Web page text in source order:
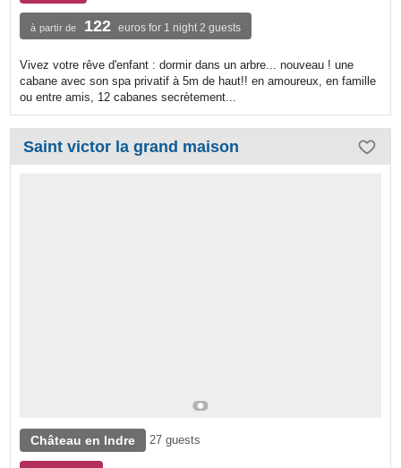
à partir de 122 euros for 1 night 2 guests
Vivez votre rêve d'enfant : dormir dans un arbre... nouveau ! une
cabane avec son spa privatif à 5m de haut!! en amoureux, en famille
ou entre amis, 12 cabanes secrètement...
Saint victor la grand maison
Château en Indre 27 guests